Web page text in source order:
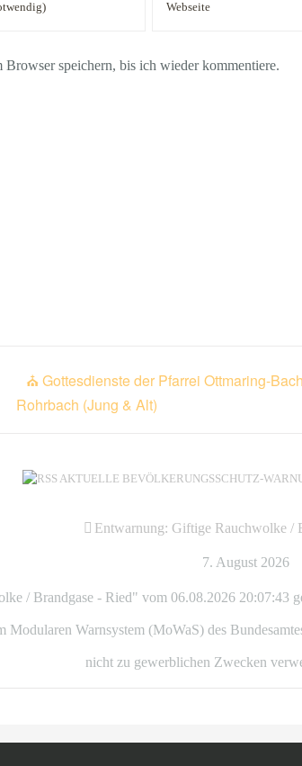
speichern, bis ich wieder kommentiere.
⛪ Gottesdienste der Pfarrei Ottmaring-
Rohrbach (Jung & Alt)
AKTUELLE BEVÖLKERUNGSSCHUTZ-
Entwarnung: Giftige Rauchwolke /
7. August 2026
/ Brandgase - Ried" vom 06.08.2026 20:07:43
Modularen Warnsystem (MoWaS) des
nicht zu gewerblichen Zwecken